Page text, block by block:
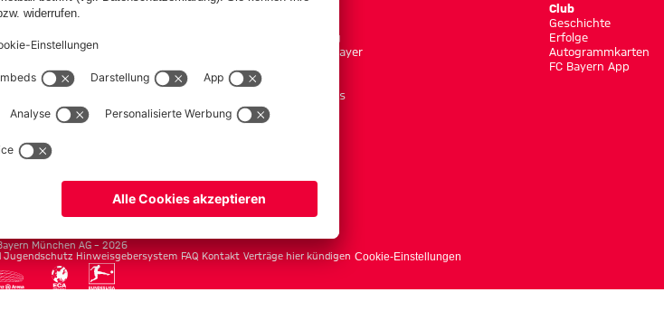
Teams
Amateure
Campus Teams
Bekleidung
Shop by Player
Accessoires
Club
Geschichte
Erfolge
Autogrammkarten
FC Bayern App
Arena Media Center Jobs FC Bayern Tours
München AG – 2026
Jugendschutz Hinweisgebersystem FAQ Kontakt Verträge hier kündigen Cookie-Einstellungen